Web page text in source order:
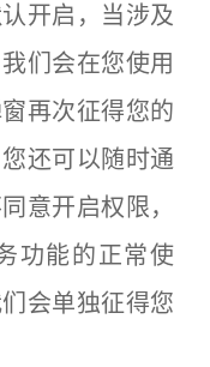
开启，当涉及
们会在您使用
再次征得您的
还可以随时通
意开启权限，
功能的正常使
会单独征得您